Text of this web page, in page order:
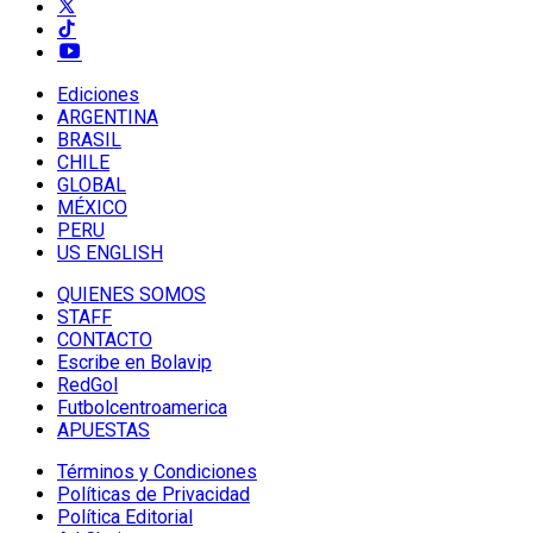
Ediciones
ARGENTINA
BRASIL
CHILE
GLOBAL
MÉXICO
PERU
US ENGLISH
QUIENES SOMOS
STAFF
CONTACTO
Escribe en Bolavip
RedGol
Futbolcentroamerica
APUESTAS
Términos y Condiciones
Políticas de Privacidad
Política Editorial